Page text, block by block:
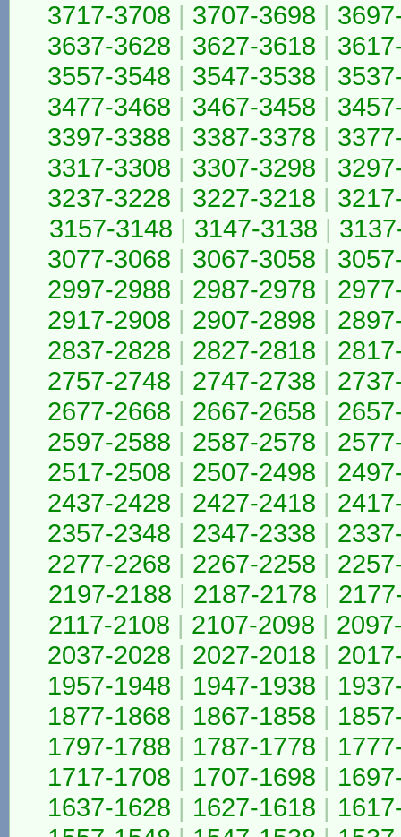
3717-3708 | 3707-3698 |
3637-3628 | 3627-3618 |
3557-3548 | 3547-3538 |
3477-3468 | 3467-3458 |
3397-3388 | 3387-3378 |
3317-3308 | 3307-3298 |
3237-3228 | 3227-3218 |
3157-3148 | 3147-3138 |
3077-3068 | 3067-3058 |
2997-2988 | 2987-2978 |
2917-2908 | 2907-2898 |
2837-2828 | 2827-2818 |
2757-2748 | 2747-2738 |
2677-2668 | 2667-2658 |
2597-2588 | 2587-2578 |
2517-2508 | 2507-2498 |
2437-2428 | 2427-2418 |
2357-2348 | 2347-2338 |
2277-2268 | 2267-2258 |
2197-2188 | 2187-2178 |
2117-2108 | 2107-2098 |
2037-2028 | 2027-2018 |
1957-1948 | 1947-1938 |
1877-1868 | 1867-1858 |
1797-1788 | 1787-1778 |
1717-1708 | 1707-1698 |
1637-1628 | 1627-1618 |